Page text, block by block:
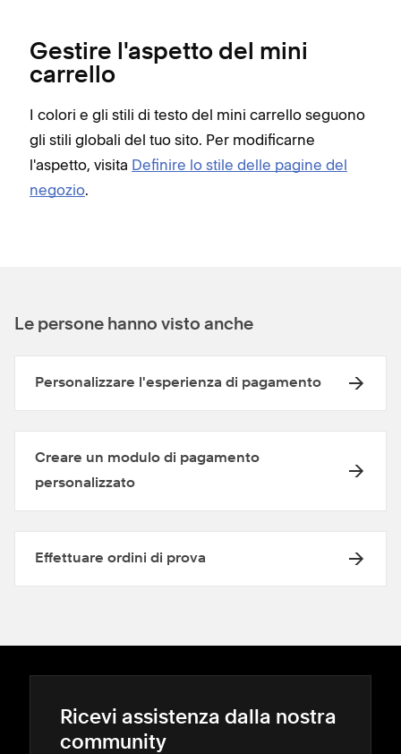
Gestire l'aspetto del mini
carrello
I colori e gli stili di testo del mini carrello seguono
gli stili globali del tuo sito. Per modificarne
l'aspetto, visita Definire lo stile delle pagine del
negozio.
Le persone hanno visto anche
Personalizzare l'esperienza di pagamento
Creare un modulo di pagamento
personalizzato
Effettuare ordini di prova
Ricevi assistenza dalla nostra
community